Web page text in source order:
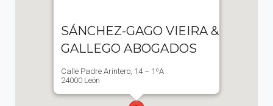
SÁNCHEZ-GAGO VIEIRA &
GALLEGO ABOGADOS
Calle Padre Arintero, 14 – 1ºA
24000 León